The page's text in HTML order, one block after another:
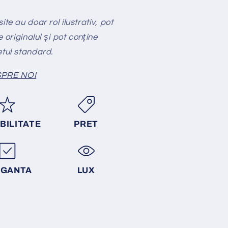
au doar rol ilustrativ, pot
originalul și pot conține
standard.
NOI
PRET
LUX